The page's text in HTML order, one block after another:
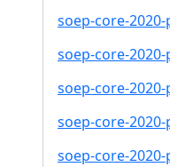
soep-core-
soep-core-
soep-core-
soep-core-
soep-core-